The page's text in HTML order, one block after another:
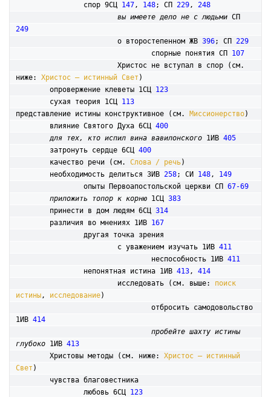
		спор 9СЦ
147, 148; СП 229, 248
вы имеете дело не с людьми
249
			о второстепенном ЖВ
396; СП 229
спорные понятия СП 107
ниже: Христос – истинный Свет )
	опровержение клеветы 1СЦ
123
	сухая теория 1СЦ
113
представление истины конструктивное (см. Миссионерство)
	влияние Святого Духа 6СЦ
400
для тех, кто испил вина вавилонского 1ИВ 405
	затронуть сердце 6СЦ
400
	качество речи (см.
Слова / речь)
	необходимость делиться 3ИВ
258; СИ 148, 149
		опыты Первоапостольской церкви СП
67-69
приложить топор к корню 1СЦ 383
	принести в дом людям 6СЦ
314
	различия во мнениях 1ИВ
167
			с уважением изучать 1ИВ
411
				неспособность 1ИВ
411
		непонятная истина 1ИВ
413, 414
			исследовать (см. выше:
поиск
истины, исследование)
1ИВ 414
пробейте шахту истины
глубоко 1ИВ 413
	Христовы методы (см. ниже:
Христос – истинный
Свет )
		любовь 6СЦ
123